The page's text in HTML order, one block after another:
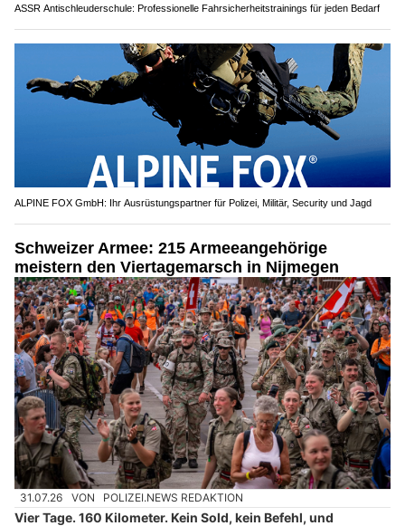
ASSR Antischleuderschule: Professionelle Fahrsicherheitstrainings für jeden Bedarf
ALPINE FOX GmbH: Ihr Ausrüstungspartner für Polizei, Militär, Security und Jagd
Schweizer Armee: 215 Armeeangehörige
meistern den Viertagemarsch in Nijmegen
31.07.26 VON POLIZEI.NEWS REDAKTION
Vier Tage. 160 Kilometer. Kein Sold, kein Befehl, und